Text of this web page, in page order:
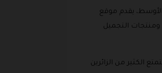
الأوسط، يقدم موقع
ومنتجات التجميل
الكثير من الزائرين